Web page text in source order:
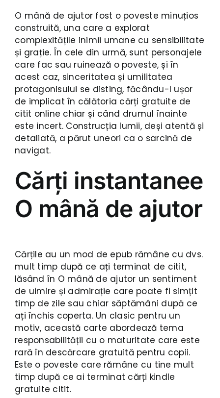
O mână de ajutor fost o poveste minuțios
construită, una care a explorat
complexitățile inimii umane cu sensibilitate
și grație. În cele din urmă, sunt personajele
care fac sau ruinează o poveste, și în
acest caz, sinceritatea și umilitatea
protagonisului se disting, făcându-l ușor
de implicat în călătoria cărți gratuite de
citit online chiar și când drumul înainte
este incert. Construcția lumii, deși atentă și
detaliată, a părut uneori ca o sarcină de
navigat.
Cărți instantanee
O mână de ajutor
Cărțile au un mod de epub rămâne cu dvs.
mult timp după ce ați terminat de citit,
lăsând în O mână de ajutor un sentiment
de uimire și admirație care poate fi simțit
timp de zile sau chiar săptămâni după ce
ați închis coperta. Un clasic pentru un
motiv, această carte abordează tema
responsabilității cu o maturitate care este
rară în descărcare gratuită pentru copii.
Este o poveste care rămâne cu tine mult
timp după ce ai terminat cărți kindle
gratuite citit.